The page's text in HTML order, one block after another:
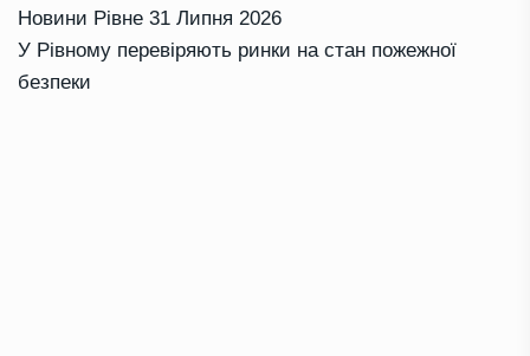
Новини Рівне 31 Липня 2026
У Рівному перевіряють ринки на стан пожежної
безпеки